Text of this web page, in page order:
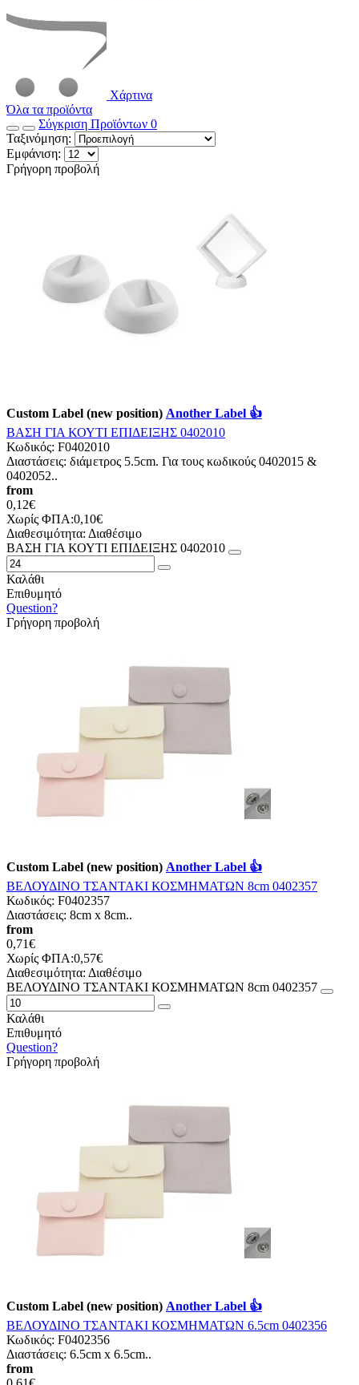
Χάρτινα
Όλα τα προϊόντα
Σύγκριση Προϊόντων 0
Ταξινόμηση:
Εμφάνιση:
Γρήγορη προβολή
Custom Label (new position) Another Label 👍
ΒΑΣΗ ΓΙΑ ΚΟΥΤΙ ΕΠΙΔΕΙΞΗΣ 0402010
Κωδικός: F0402010
Διαστάσεις: διάμετρος 5.5cm. Για τους κωδικούς 0402015 &
0402052..
from
0,12€
Χωρίς ΦΠΑ:0,10€
Διαθεσιμότητα: Διαθέσιμο
ΒΑΣΗ ΓΙΑ ΚΟΥΤΙ ΕΠΙΔΕΙΞΗΣ 0402010
Καλάθι
Επιθυμητό
Question?
Γρήγορη προβολή
Custom Label (new position) Another Label 👍
ΒΕΛΟΥΔΙΝΟ ΤΣΑΝΤΑΚΙ ΚΟΣΜΗΜΑΤΩΝ 8cm 0402357
Κωδικός: F0402357
Διαστάσεις: 8cm x 8cm..
from
0,71€
Χωρίς ΦΠΑ:0,57€
Διαθεσιμότητα: Διαθέσιμο
ΒΕΛΟΥΔΙΝΟ ΤΣΑΝΤΑΚΙ ΚΟΣΜΗΜΑΤΩΝ 8cm 0402357
Καλάθι
Επιθυμητό
Question?
Γρήγορη προβολή
Custom Label (new position) Another Label 👍
ΒΕΛΟΥΔΙΝΟ ΤΣΑΝΤΑΚΙ ΚΟΣΜΗΜΑΤΩΝ 6.5cm 0402356
Κωδικός: F0402356
Διαστάσεις: 6.5cm x 6.5cm..
from